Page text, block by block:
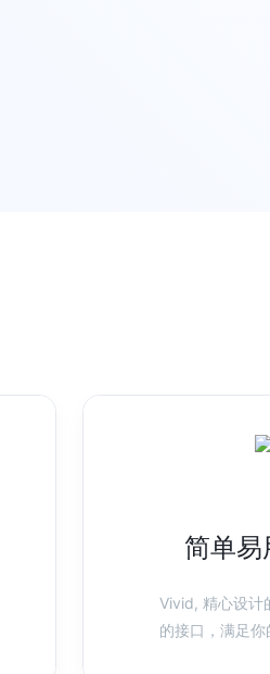
简单易
Vivid, 精心设计
的接口，满足